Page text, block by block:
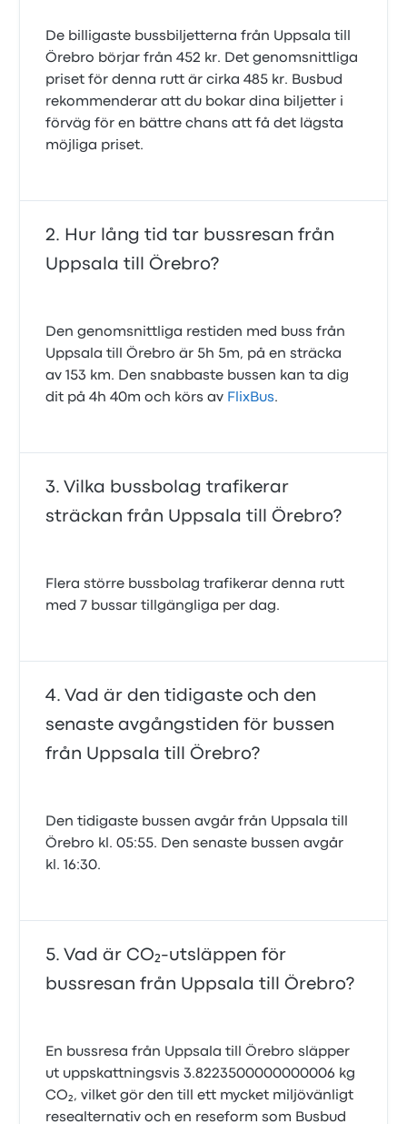
De billigaste bussbiljetterna från Uppsala till
Örebro börjar från 452 kr. Det genomsnittliga
priset för denna rutt är cirka 485 kr. Busbud
rekommenderar att du bokar dina biljetter i
förväg för en bättre chans att få det lägsta
möjliga priset.
Hur lång tid tar bussresan från
Uppsala till Örebro?
Den genomsnittliga restiden med buss från
Uppsala till Örebro är 5h 5m, på en sträcka
av 153 km. Den snabbaste bussen kan ta dig
dit på 4h 40m och körs av FlixBus.
Vilka bussbolag trafikerar
sträckan från Uppsala till Örebro?
Flera större bussbolag trafikerar denna rutt
med 7 bussar tillgängliga per dag.
Vad är den tidigaste och den
senaste avgångstiden för bussen
från Uppsala till Örebro?
Den tidigaste bussen avgår från Uppsala till
Örebro kl. 05:55. Den senaste bussen avgår
kl. 16:30.
Vad är CO₂-utsläppen för
bussresan från Uppsala till Örebro?
En bussresa från Uppsala till Örebro släpper
ut uppskattningsvis 3.8223500000000006 kg
CO₂, vilket gör den till ett mycket miljövänligt
resealternativ och en reseform som Busbud